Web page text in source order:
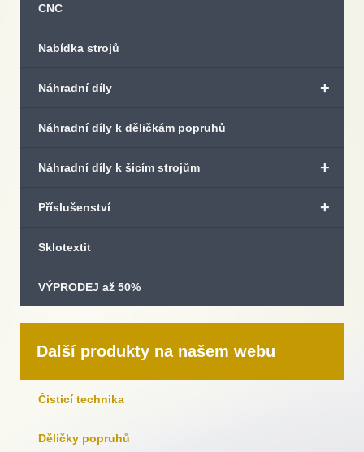
CNC
Nabídka strojů
+
Náhradní díly
Náhradní díly k děličkám popruhů
+
Náhradní díly k šicím strojům
+
Příslušenství
Sklotextit
VÝPRODEJ až 50%
Další produkty na našem webu
Čisticí technika
Děličky popruhů